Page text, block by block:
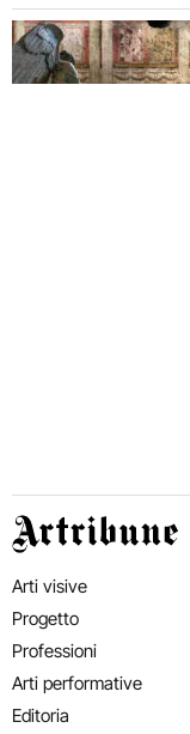
Artribune
Arti visive
Progetto
Professioni
Arti performative
Editoria